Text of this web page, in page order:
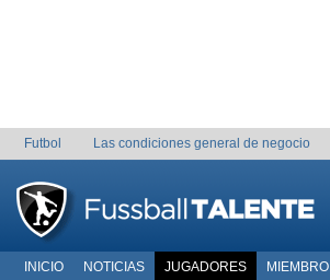
Futbol Las condiciones general de negocio
INICIO NOTICIAS JUGADORES MIEMBRO